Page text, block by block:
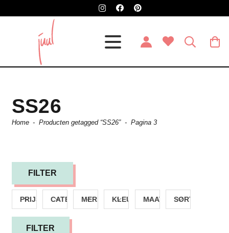
SS26
Home - Producten getagged “SS26” - Pagina 3
FILTER
PRIJS CATEGORIE
MERK KLEUR MAAT SORTEREN
FILTER